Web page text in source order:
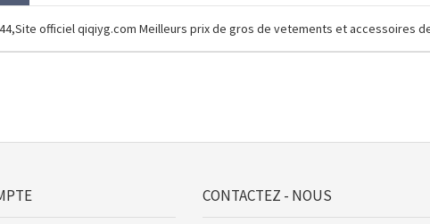
officiel qiqiyg.com Meilleurs prix de gros de vetements et accessoires
CONTACTEZ - NOUS